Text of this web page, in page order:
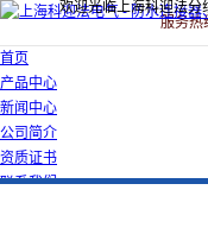
欢迎光临上海科迎法分
服务热
首页
产品中心
新闻中心
公司简介
资质证书
联系我们